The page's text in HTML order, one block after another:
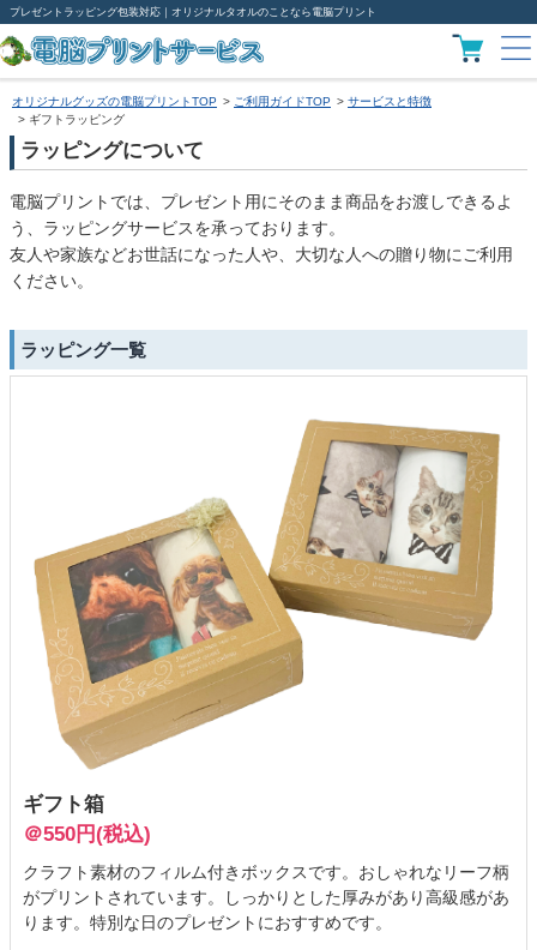
プレゼントラッピング包装対応｜オリジナルタオルのことなら電脳プリント
オリジナルグッズの電脳プリントTOP ご利用ガイドTOP
サービスと特徴
ギフトラッピング
ラッピングについて
電脳プリントでは、プレゼント用にそのまま商品をお渡しできるよ
う、ラッピングサービスを承っております。
友人や家族などお世話になった人や、大切な人への贈り物にご利用
ください。
ラッピング一覧
ギフト箱
＠550円(税込)
クラフト素材のフィルム付きボックスです。おしゃれなリーフ柄
がプリントされています。しっかりとした厚みがあり高級感があ
ります。特別な日のプレゼントにおすすめです。